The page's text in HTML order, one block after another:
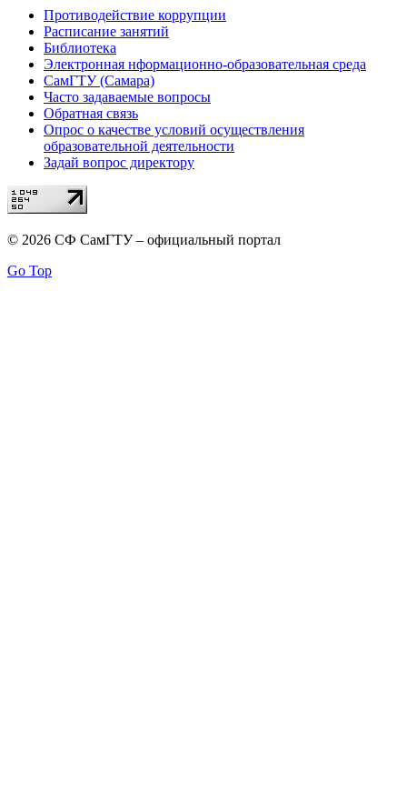
Противодействие коррупции
Расписание занятий
Библиотека
Электронная нформационно-образовательная среда
СамГТУ (Самара)
Часто задаваемые вопросы
Обратная связь
Опрос о качестве условий осуществления
образовательной деятельности
Задай вопрос директору
© 2026 СФ СамГТУ – официальный портал
Go Top